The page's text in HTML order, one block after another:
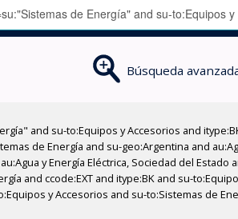
Búsqueda
and su-to:Equipos y Accesorios and
de Energía and su-geo:Argentina and
y Energía Eléctrica, Sociedad del
and ccode:EXT and itype:BK and su-
y Accesorios and su-to:Sistemas de